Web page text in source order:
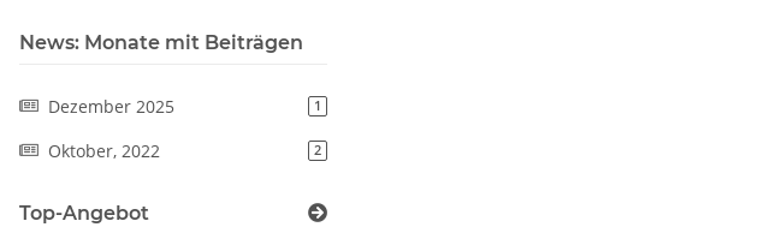
News: Monate mit Beiträgen
Dezember 2025 1
Oktober, 2022 2
Top-Angebot